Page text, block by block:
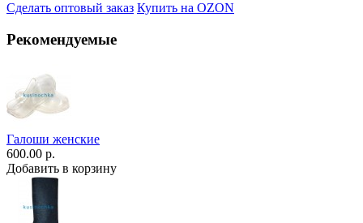
Сделать оптовый заказ Купить на OZON
Рекомендуемые
Галоши женские
600.00 р.
Добавить в корзину